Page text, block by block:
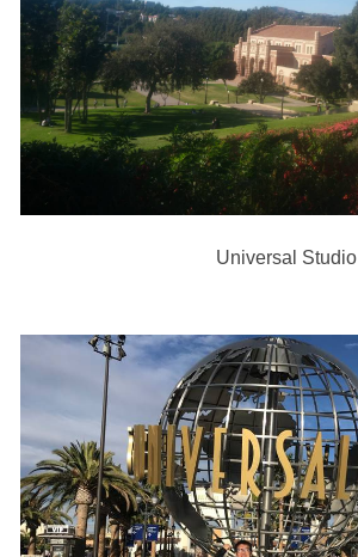
Universal Studio